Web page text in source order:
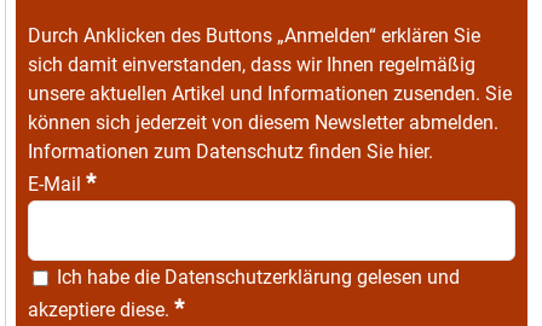
Durch Anklicken des Buttons „Anmelden“ erklären Sie
sich damit einverstanden, dass wir Ihnen regelmäßig
unsere aktuellen Artikel und Informationen zusenden. Sie
können sich jederzeit von diesem Newsletter abmelden.
Informationen zum Datenschutz finden Sie hier.
E-Mail *
Ich habe die Datenschutzerklärung gelesen und
akzeptiere diese. *